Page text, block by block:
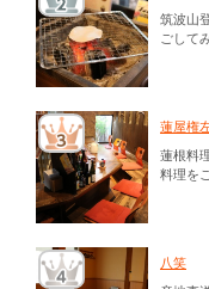
筑波山
ごして
蓮屋権
蓮根料
料理を
八笑